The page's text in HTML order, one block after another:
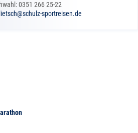
0351 266 25-22
sportreisen.de